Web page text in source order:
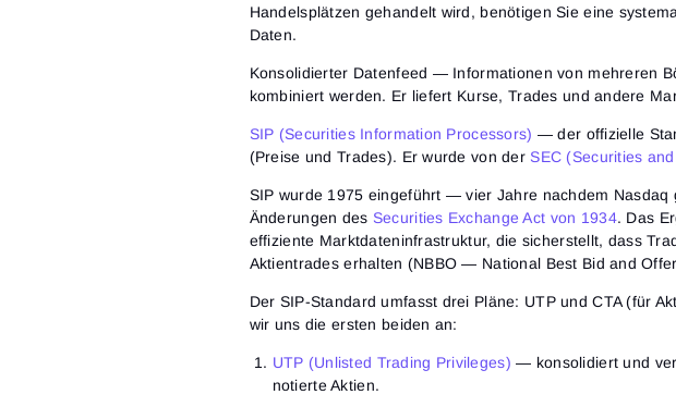
Handelsplätzen gehandelt wird, benötigen Sie eine
Daten.
Konsolidierter Datenfeed — Informationen von mehreren
kombiniert werden. Er liefert Kurse, Trades und andere
SIP (Securities Information Processors) — der offizielle
(Preise und Trades). Er wurde von der SEC (Securities
SIP wurde 1975 eingeführt — vier Jahre nachdem Nasdaq
Änderungen des Securities Exchange Act von 1934. Das
effiziente Marktdateninfrastruktur, die sicherstellt, dass
Aktientrades erhalten (NBBO — National Best Bid and
Der SIP-Standard umfasst drei Pläne: UTP und CTA (für
wir uns die ersten beiden an:
UTP (Unlisted Trading Privileges) — konsolidiert und
notierte Aktien.